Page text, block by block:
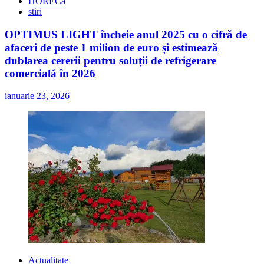
stiri
OPTIMUS LIGHT încheie anul 2025 cu o cifră de
afaceri de peste 1 milion de euro și estimează
dublarea cererii pentru soluții de refrigerare
comercială în 2026
ianuarie 23, 2026
Actualitate